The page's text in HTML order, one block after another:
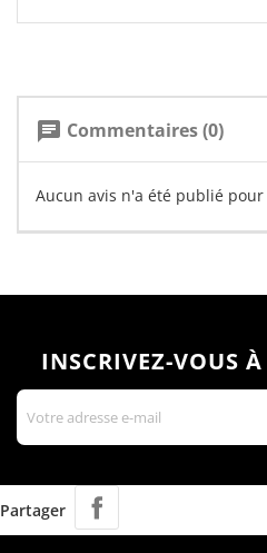
chat Commentaires (0)
Aucun avis n'a été publié
INSCRIVEZ-VOUS
Partager